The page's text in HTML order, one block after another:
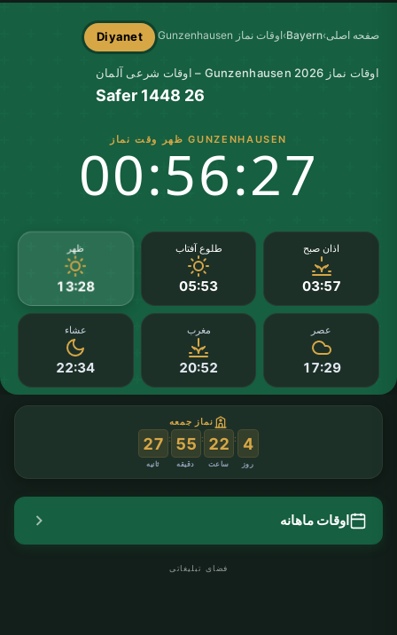
صفحه اصلی›
Bayern
›اوقات نماز Gunzenhausen Diyanet
اوقات نماز Gunzenhausen 2026 – اوقات شرعی آلمان
26 Safer 1448
GUNZENHAUSEN ظهر وقت نماز
00:56:26
اذان صبح
03:57
طلوع آفتاب
05:53
ظهر
13:28
عصر
17:29
مغرب
20:52
عشاء
22:34
نماز جمعه
4
روز
:
22
ساعت
:
55
دقیقه
:
26
ثانیه
اوقات ماهانه
فضای تبلیغاتی